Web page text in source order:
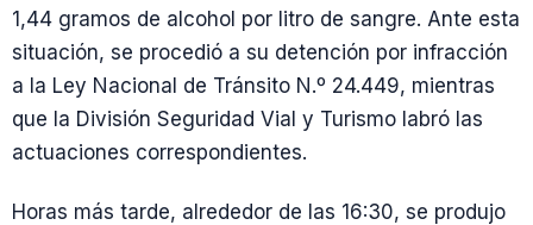
1,44 gramos de alcohol por litro de sangre. Ante esta
situación, se procedió a su detención por infracción
a la Ley Nacional de Tránsito N.º 24.449, mientras
que la División Seguridad Vial y Turismo labró las
actuaciones correspondientes.
Horas más tarde, alrededor de las 16:30, se produjo